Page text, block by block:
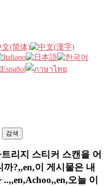
리지 스티커 스캔을 어
?,,en,이 게시물은 내
오늘 이